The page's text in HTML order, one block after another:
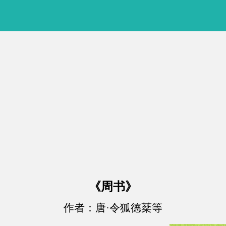
《周书》
作者：唐·令狐德棻等